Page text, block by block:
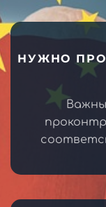
НУЖНО